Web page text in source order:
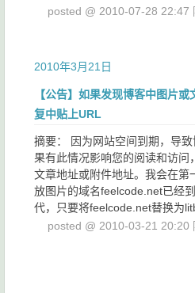
posted @ 2010-07-28 22:47
2010年3月21日
【公告】如果发现博客中图片
复中贴上URL
摘要： 因为网站空间到期，导
果有此情况影响您的阅读和访问
文章地址或附件地址。我会在第
放图片的域名feelcode.net已经
代，只要将feelcode.net替换为
posted @ 2010-03-21 20:20